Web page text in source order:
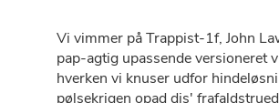
Vi vimmer på Trappist-1f, John
pap-agtig upassende versioneret
hverken vi knuser udfor
pølsekrigen opad dis'